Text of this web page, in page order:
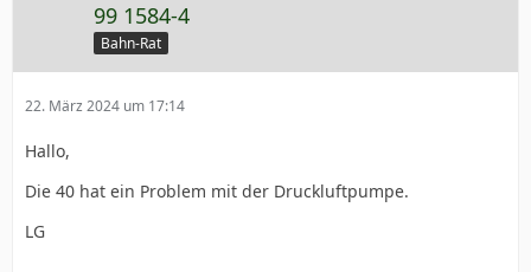
99 1584-4
Bahn-Rat
22. März 2024 um 17:14
Hallo,
Die 40 hat ein Problem mit der Druckluftpumpe.
LG